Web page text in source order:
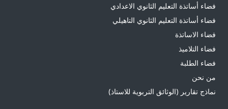
فضاء أساتذة التعليم الثانوي الاعدادي
فضاء أساتذة التعليم الثانوي التاهيلي
فضاء الاساتذة
فضاء التلاميذ
فضاء الطلبة
من نحن
نماذج تقارير (الوثائق التربوية للاستاذ)